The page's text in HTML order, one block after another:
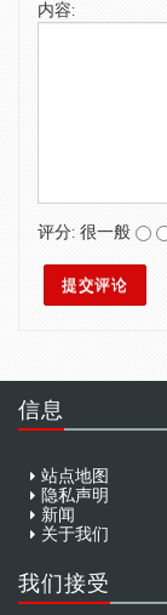
内容:
评分: 很一般
信息
站点地图
隐私声明
新闻
关于我们
我们接受